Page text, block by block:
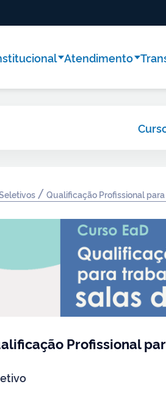
Atendimento
/ Qualificação Profissional
Profissional